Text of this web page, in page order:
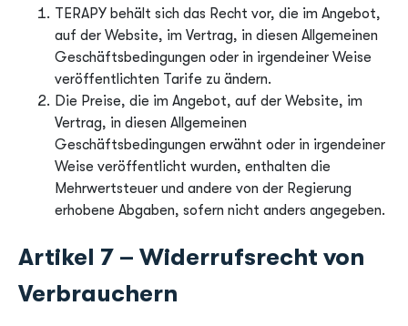
TERAPY behält sich das Recht vor, die im Angebot,
auf der Website, im Vertrag, in diesen Allgemeinen
Geschäftsbedingungen oder in irgendeiner Weise
veröffentlichten Tarife zu ändern.
Die Preise, die im Angebot, auf der Website, im
Vertrag, in diesen Allgemeinen
Geschäftsbedingungen erwähnt oder in irgendeiner
Weise veröffentlicht wurden, enthalten die
Mehrwertsteuer und andere von der Regierung
erhobene Abgaben, sofern nicht anders angegeben.
Artikel 7 – Widerrufsrecht von
Verbrauchern